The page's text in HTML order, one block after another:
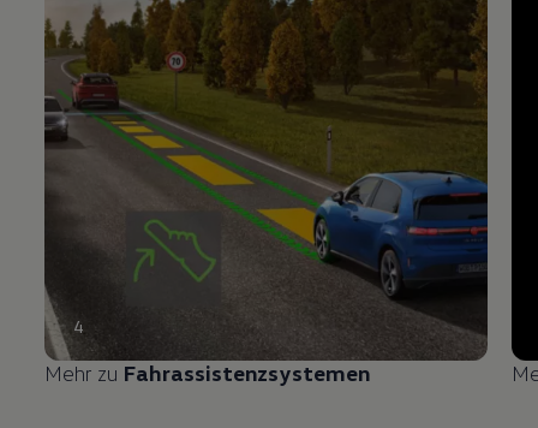
4
Mehr zu Fahrassistenzsystemen